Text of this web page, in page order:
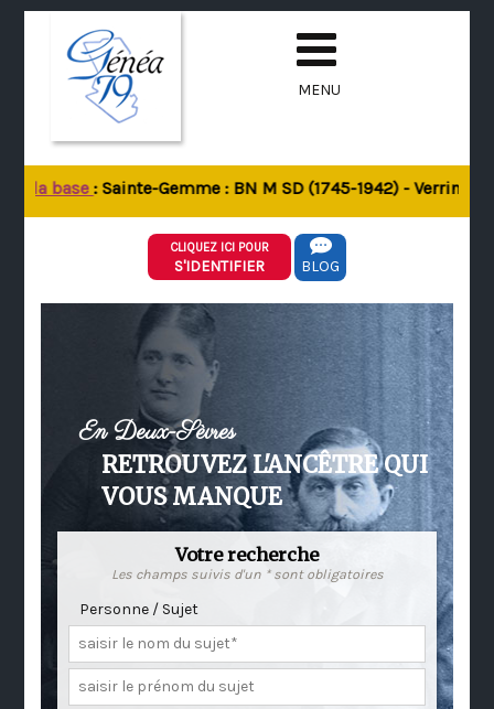
MENU
la base: Sainte-Gemme : BN M SD (1745-1942) - Verrines-
CLIQUEZ ICI POUR
S'IDENTIFIER BLOG
En Deux-Sèvres
RETROUVEZ L'ANCÊTRE QUI
VOUS MANQUE
Votre recherche
Les champs suivis d'un * sont obligatoires
Personne / Sujet